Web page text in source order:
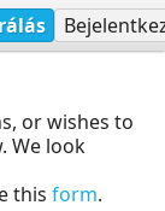
or wishes to
We look
this form.